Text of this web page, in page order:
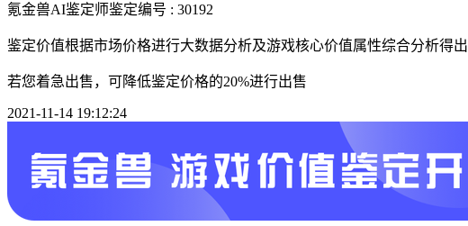
氪金兽AI鉴定师鉴定编号 : 30192
鉴定价值根据市场价格进行大数据分析及游戏核心价值属性综合分析得出
若您着急出售，可降低鉴定价格的20%进行出售
2021-11-14 19:12:24